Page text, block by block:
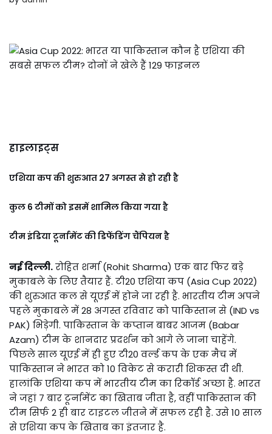
हाइलाइट्स
एशिया कप की शुरुआत 27 अगस्त से हो रही है
कुल 6 टीमों को इसमें शामिल किया गया है
टीम इंडिया टूर्नामेंट की डिफेंडिंग चैंपियन है
नई दिल्ली.रोहित शर्मा (Rohit Sharma) एक बार फिर बड़े
मुकाबले के लिए तैयार हैं. टी20 एशिया कप (Asia Cup 2022)
की शुरुआत कल से यूएई में होने जा रही है. भारतीय टीम अपने
पहले मुकाबले में 28 अगस्त रविवार को पाकिस्तान से (IND vs
PAK) भिड़ेगी. पाकिस्तान के कप्तान बाबर आजम (Babar
Azam) टीम के शानदार प्रदर्शन को आगे ले जाना चाहेंगे.
पिछले साल यूएई में ही हुए टी20 वर्ल्ड कप के एक मैच में
पाकिस्तान ने भारत को 10 विकेट से करारी शिकस्त दी थी.
हालांकि एशिया कप में भारतीय टीम का रिकॉर्ड अच्छा है. भारत
ने जहां 7 बार टूर्नामेंट का खिताब जीता है, वहीं पाकिस्तान की
टीम सिर्फ 2 ही बार टाइटल जीतने में सफल रही है. उसे 10 साल
से एशिया कप के खिताब का इंतजार है.